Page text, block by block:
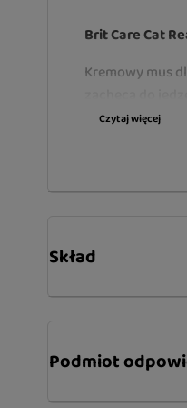
Brit Care Cat
Kremowy mus
wspiera
Pomaga
Idealna
Czytaj więcej
Skład
Podmiot